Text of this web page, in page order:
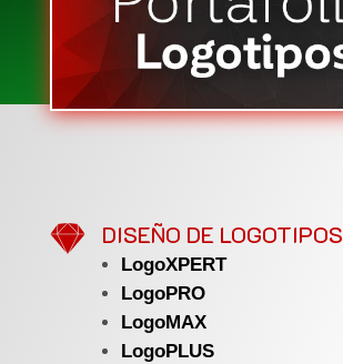
 DISEÑO DE LOGOTIPOS
LogoXPERT
LogoPRO
LogoMAX
LogoPLUS